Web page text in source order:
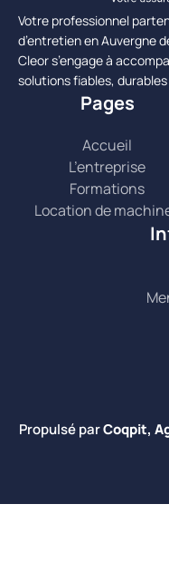
Votre professionnel
d’entretien en Auvergne
Cleor s’engage à
solutions fiables,
Pages
Accueil
L’entreprise
Formations
Location de
Propulsé parCoqpit,